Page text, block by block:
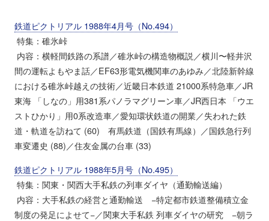
鉄道ピクトリアル 1988年4月号（No.494）
特集：碓氷峠
内容：横軽間鉄路の系譜／碓氷峠の構造物概説／横川〜軽井沢
間の運転よもやま話／EF63形電気機関車のあゆみ／北陸新幹線
における碓氷峠越えの技術／近畿日本鉄道 21000系特急車／JR
東海 「しなの」用381系パノラマグリーン車／JR西日本 「ウエ
ストひかり」用0系改造車／愛知環状鉄道の開業／失われた鉄
道・軌道を訪ねて (60) 有馬鉄道（国鉄有馬線）／国鉄急行列
車変遷史 (88)／住友金属の台車 (33)
鉄道ピクトリアル 1988年5月号（No.495）
特集：関東・関西大手私鉄の列車ダイヤ（通勤輸送編）
内容：大手私鉄の経営と通勤輸送 −特定都市鉄道整備積立金
制度の発足によせて−／関東大手私鉄 列車ダイヤの研究 −朝ラ